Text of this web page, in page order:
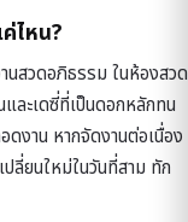
ไหน?
นสวดอภิธรรม ในห้องสวด
ละเดซี่ที่เป็นดอกหลักทน
ดงาน หากจัดงานต่อเนื่อง
ลี่ยนใหม่ในวันที่สาม ทัก